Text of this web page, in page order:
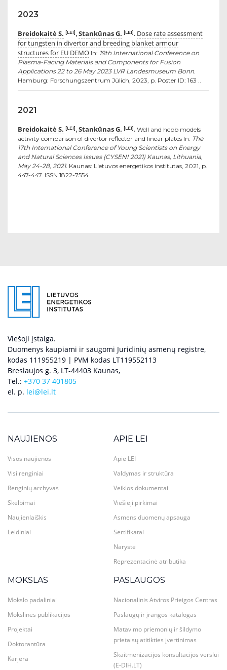
2023
Breidokaitė S. [LEI], Stankūnas G. [LEI]. Dose rate assessment
for tungsten in divertor and breeding blanket armour
structures for EU DEMO In: 19th International Conference on
Plasma-Facing Materials and Components for Fusion
Applications 22 to 26 May 2023 LVR Landesmuseum Bonn.
Hamburg: Forschungszentrum Jülich, 2023, p. Poster ID: 163 ..
2021
Breidokaitė S. [LEI], Stankūnas G. [LEI]. Wcll and hcpb models
activity comparison of divertor reflector and linear plates In: The
17th International Conference of Young Scientists on Energy
and Natural Sciences Issues (CYSENI 2021) Kaunas, Lithuania,
May 24-28, 2021. Kaunas: Lietuvos energetikos institutas, 2021, p.
447-447. ISSN 1822-7554.
Viešoji įstaiga.
Duomenys kaupiami ir saugomi Juridinių asmenų registre,
kodas 111955219 | PVM kodas LT119552113
Breslaujos g. 3, LT-44403 Kaunas,
Tel.: +370 37 401805
el. p. lei@lei.lt
NAUJIENOS
Visos naujienos
Visi renginiai
Renginių archyvas
Skelbimai
Naujienlaiškis
Leidiniai
APIE LEI
Apie LEI
Valdymas ir struktūra
Veiklos dokumentai
Viešieji pirkimai
Asmens duomenų apsauga
Sertifikatai
Narystė
Reprezentacinė atributika
MOKSLAS
Mokslo padaliniai
Mokslinės publikacijos
Projektai
Doktorantūra
Karjera
PASLAUGOS
Nacionalinis Atviros Prieigos Centras
Paslaugų ir įrangos katalogas
Matavimo priemonių ir šildymo
prietaisų atitikties įvertinimas
Skaitmenizacijos konsultacijos verslui
(E-DIH.LT)